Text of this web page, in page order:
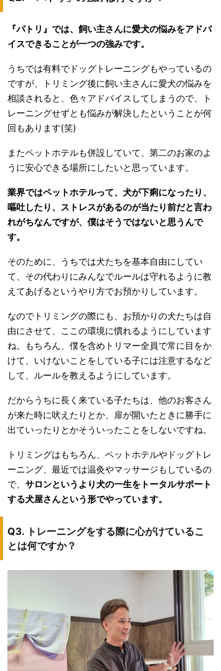
『パトリ』では、飼い主さんに愛犬の悩みをアドバ
イスできることが一つの強みです。
うちでは有料でドッグトレーニングもやっているの
ですが、トリミング後に飼い主さんに愛犬の悩みを
相談されると、色々アドバイスしてしまうので、ト
レーニングせずとも悩みが解決したということが何
回もあります(笑)
またペットホテルも併設していて、第二のお家のよ
うに安心できる場所にしたいと思っています。
業界ではペットホテルって、犬が下痢になったり、
嘔吐したり、ストレスがあるのが当たり前だと言わ
れがちなんですが、僕はそうではないと思うんで
す。
そのために、うちでは犬たちを基本自由にしてい
て、その代わりにみんなでルールは守れるように教
えてあげるというやり方でお預かりしています。
なのでトリミングの際にも、お預かりの犬たちは自
由にさせて、ここの環境に慣れるようにしています
ね。もちろん、僕を含めトリマー全員で常に目をか
けて、いけないことをしている子には注意するなど
して、ルールを教えるようにしています。
だからうちに長く来ている子たちは、他のお客さん
が来た時に吠えたりとか、扉が開いたときに勝手に
出ていったりとかそういったことをしないですね。
トリミングはもちろん、ペットホテルやドッグトレ
ーニング、最近では温灸やマッサージもしているの
で、 サロンというより犬の一生をトータルサポート
する犬屋さんという形でやっています。
Q3. トレーニングをする際に心がけているこ
とは何ですか？